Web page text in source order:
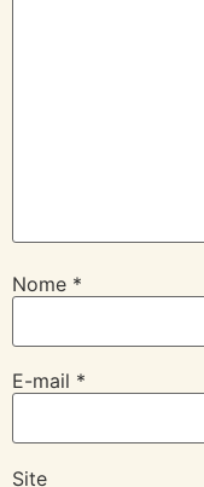
Nome *
E-mail *
Site